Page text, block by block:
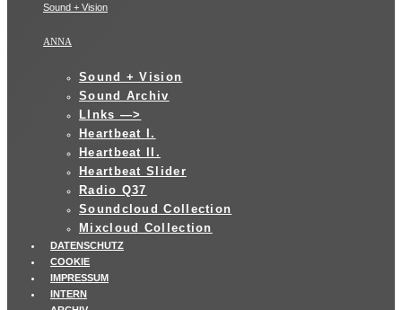
Sound + Vision
ANNA
Sound + Vision
Sound Archiv
LInks —>
Heartbeat I.
Heartbeat II.
Heartbeat Slider
Radio Q37
Soundcloud Collection
Mixcloud Collection
DATENSCHUTZ
COOKIE
IMPRESSUM
INTERN